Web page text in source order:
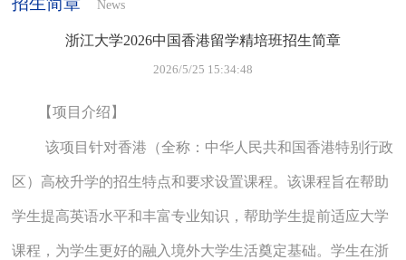
News
浙江大学2026中国香港留学精培班招生简章
2026/5/25 15:34:48
【项目介绍】
该项目针对香港（全称：中华人民共和国香港特别行政
区）高校升学的招生特点和要求设置课程。该课程旨在帮助
学生提高英语水平和丰富专业知识，帮助学生提前适应大学
课程，为学生更好的融入境外大学生活奠定基础。学生在浙